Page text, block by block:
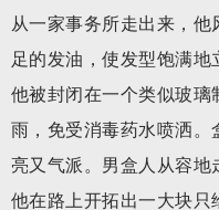
从一家事务所走出来，
足的发油，使发型饱满
他被封闭在一个类似玻
雨，免受消毒药水喷洒。
亮又气派。男盒人从容地
他在路上开拓出一大块只